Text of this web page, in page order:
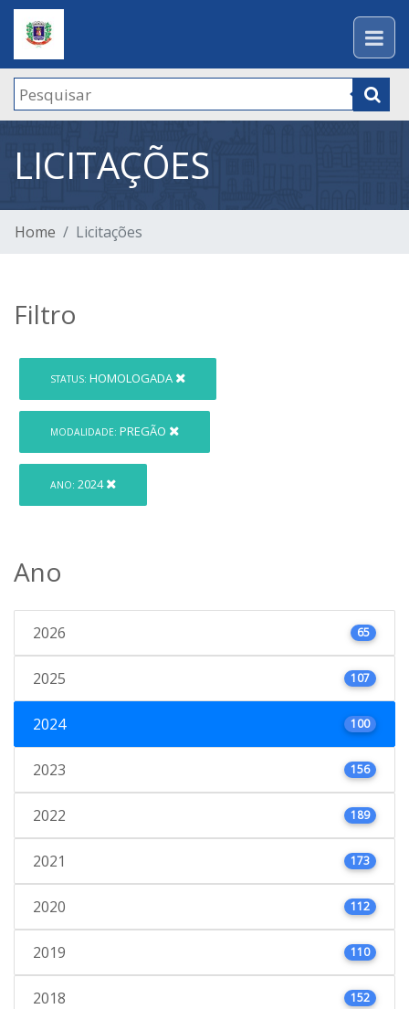
LICITAÇÕES
Home Licitações
Filtro
STATUS: HOMOLOGADA
MODALIDADE: PREGÃO
ANO: 2024
Ano
2026 65
2025 107
2024 100
2023 156
2022 189
2021 173
2020 112
2019 110
2018 152